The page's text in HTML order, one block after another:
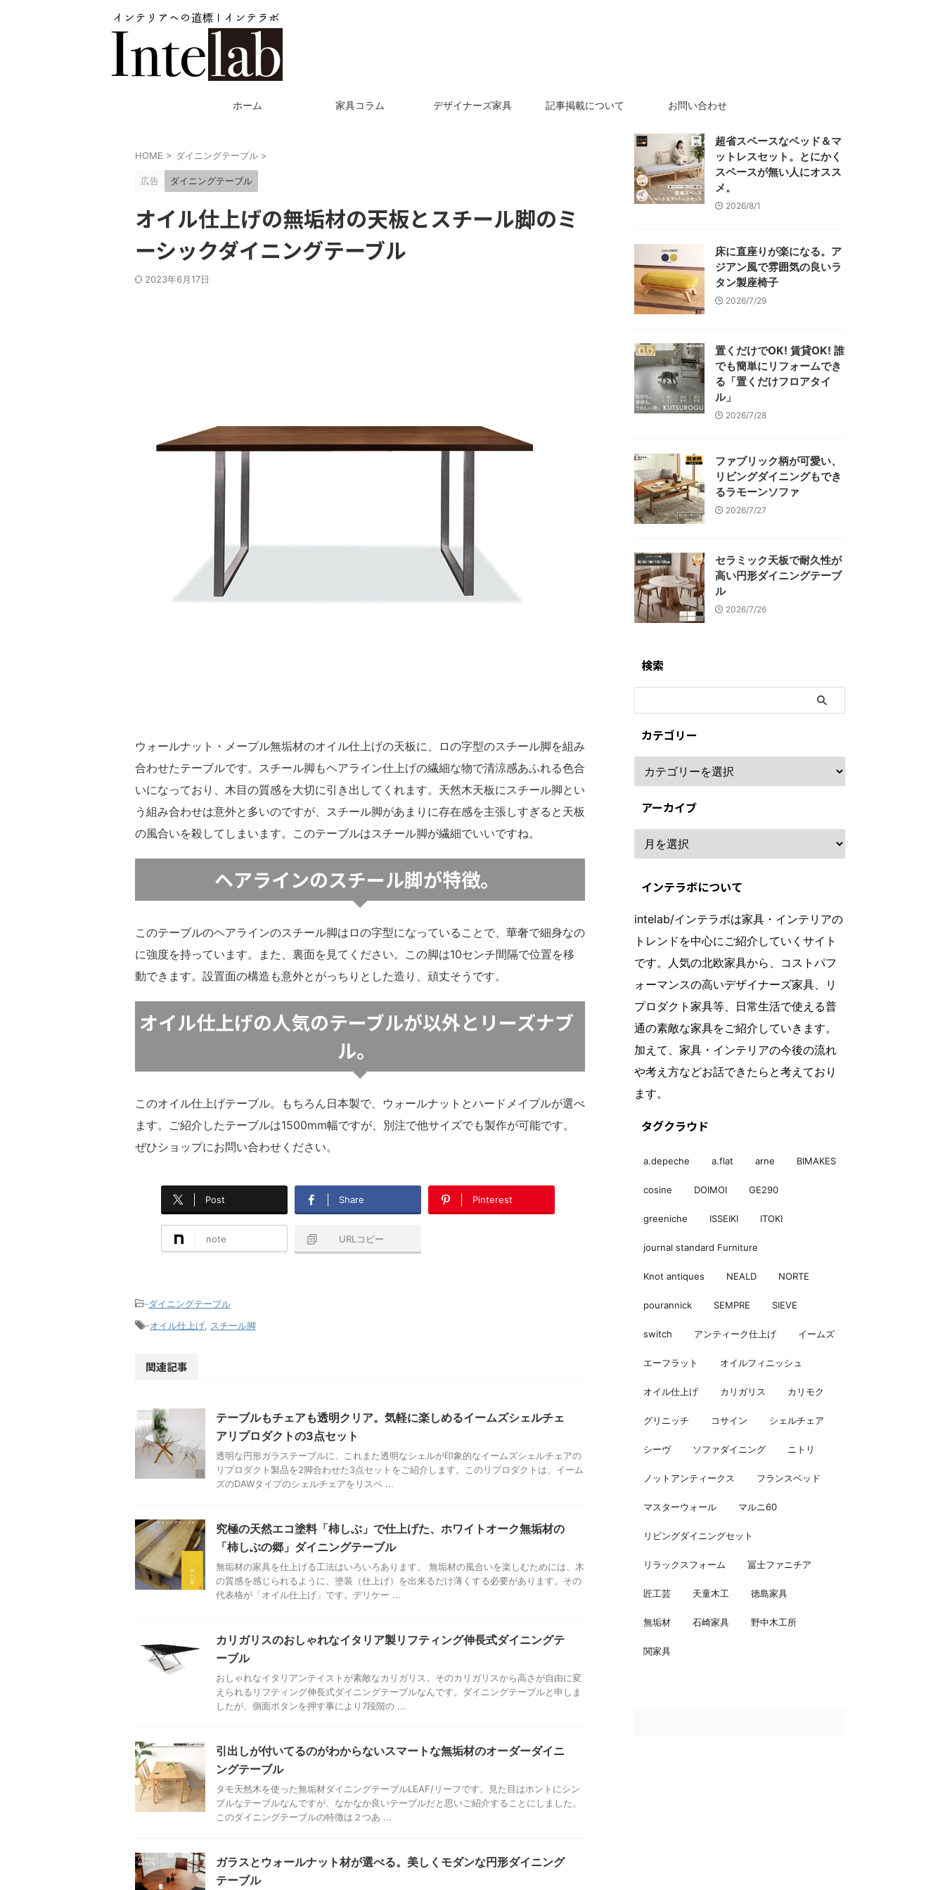
ホーム 家具コラム デザイナーズ家具 記事掲載について お問い合わせ
HOME > ダイニングテーブル >
広告 ダイニングテーブル
オイル仕上げの無垢材の天板とスチール脚のミ
ーシックダイニングテーブル
2023年6月17日
ウォールナット・メープル無垢材のオイル仕上げの天板に、ロの字型のスチール脚を組み
合わせたテーブルです。スチール脚もヘアライン仕上げの繊細な物で清涼感あふれる色合
いになっており、木目の質感を大切に引き出してくれます。天然木天板にスチール脚とい
う組み合わせは意外と多いのですが、スチール脚があまりに存在感を主張しすぎると天板
の風合いを殺してしまいます。このテーブルはスチール脚が繊細でいいですね。
ヘアラインのスチール脚が特徴。
このテーブルのヘアラインのスチール脚はロの字型になっていることで、華奢で細身なの
に強度を持っています。また、裏面を見てください。この脚は10センチ間隔で位置を移
動できます。設置面の構造も意外とがっちりとした造り、頑丈そうです。
オイル仕上げの人気のテーブルが以外とリーズナブ
ル。
このオイル仕上げテーブル。もちろん日本製で、ウォールナットとハードメイプルが選べ
ます。ご紹介したテーブルは1500mm幅ですが、別注で他サイズでも製作が可能です。
ぜひショップにお問い合わせください。
Post Share Pinterest
note URLコピー
-ダイニングテーブル
-オイル仕上げ スチール脚
関連記事
テーブルもチェアも透明クリア。気軽に楽しめるイームズシェルチェ
アリプロダクトの3点セット
透明な円形ガラステーブルに、これまた透明なシェルが印象的なイームズシェルチェアの
リプロダクト製品を2脚合わせた3点セットをご紹介します。このリプロダクトは、イーム
ズのDAWタイプのシェルチェアをリスペ ...
究極の天然エコ塗料「柿しぶ」で仕上げた、ホワイトオーク無垢材の
「柿しぶの郷」ダイニングテーブル
無垢材の家具を仕上げる工法はいろいろあります。 無垢材の風合いを楽しむためには、木
の質感を感じられるように、塗装（仕上げ）を出来るだけ薄くする必要があります。その
代表格が「オイル仕上げ」です。デリケー ...
カリガリスのおしゃれなイタリア製リフティング伸長式ダイニングテ
ーブル
おしゃれなイタリアンテイストが素敵なカリガリス。そのカリガリスから高さが自由に変
えられるリフティング伸長式ダイニングテーブルなんです。ダイニングテーブルと申しま
したが、側面ボタンを押す事により7段階の ...
引出しが付いてるのがわからないスマートな無垢材のオーダーダイニ
ングテーブル
タモ天然木を使った無垢材ダイニングテーブルLEAF/リーフです。見た目はホントにシン
プルなテーブルなんですが、なかなか良いテーブルだと思いご紹介することにしました。
このダイニングテーブルの特徴は２つあ ...
ガラスとウォールナット材が選べる。美しくモダンな円形ダイニング
テーブル
超省スペースなベッド＆マ
ットレスセット。とにかく
スペースが無い人にオスス
メ。
2026/8/1
床に直座りが楽になる。ア
ジアン風で雰囲気の良いラ
タン製座椅子
2026/7/29
置くだけでOK! 賃貸OK! 誰
でも簡単にリフォームでき
る「置くだけフロアタイ
ル」
2026/7/28
ファブリック柄が可愛い、
リビングダイニングもでき
るラモーンソファ
2026/7/27
セラミック天板で耐久性が
高い円形ダイニングテーブ
ル
2026/7/26
検索
カテゴリー
アーカイブ
インテラボについて
intelab/インテラボは家具・インテリアの
トレンドを中心にご紹介していくサイト
です。人気の北欧家具から、コストパフ
ォーマンスの高いデザイナーズ家具、リ
プロダクト家具等、日常生活で使える普
通の素敵な家具をご紹介していきます。
加えて、家具・インテリアの今後の流れ
や考え方などお話できたらと考えており
ます。
タグクラウド
a.depeche a.flat arne BIMAKES
cosine DOIMOI GE290
greeniche ISSEIKI ITOKI
journal standard Furniture
Knot antiques NEALD NORTE
pourannick SEMPRE SIEVE
switch アンティーク仕上げ イームズ
エーフラット オイルフィニッシュ
オイル仕上げ カリガリス カリモク
グリニッチ コサイン シェルチェア
シーヴ ソファダイニング ニトリ
ノットアンティークス フランスベッド
マスターウォール マルニ60
リビングダイニングセット
リラックスフォーム 冨士ファニチア
匠工芸 天童木工 徳島家具
無垢材 石崎家具 野中木工所
関家具